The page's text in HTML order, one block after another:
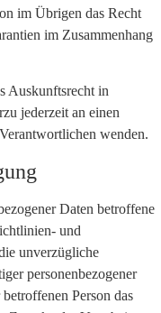
im Übrigen das Recht
im Zusammenhang
Auskunftsrecht in
jederzeit an einen
wenden.
Daten betroffene
und
unverzügliche
personenbezogener
Person das